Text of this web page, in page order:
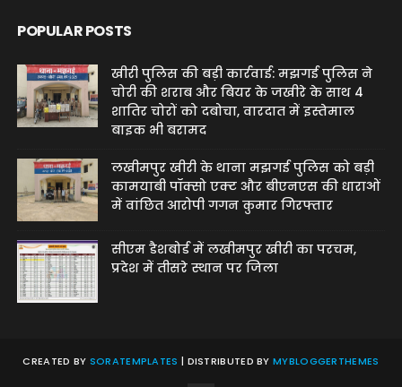
POPULAR POSTS
खीरी पुलिस की बड़ी कार्रवाई: मझगई पुलिस ने
चोरी की शराब और बियर के जखीरे के साथ 4
शातिर चोरों को दबोचा, वारदात में इस्तेमाल
बाइक भी बरामद
लखीमपुर खीरी के थाना मझगई पुलिस को बड़ी
कामयाबी पॉक्सो एक्ट और बीएनएस की धाराओं
में वांछित आरोपी गगन कुमार गिरफ्तार
सीएम डैशबोर्ड में लखीमपुर खीरी का परचम,
प्रदेश में तीसरे स्थान पर जिला
CREATED BY SORATEMPLATES | DISTRIBUTED BYMYBLOGGERTHEMES